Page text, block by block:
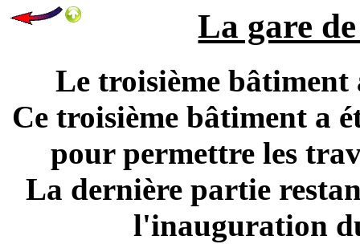
La gare
Le troisième bâtiment
Ce troisième bâtiment a
pour permettre les
La dernière partie
l'inauguration